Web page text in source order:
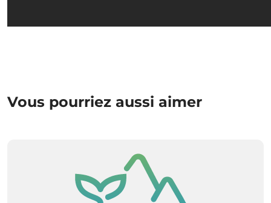
Vous pourriez aussi aimer